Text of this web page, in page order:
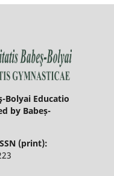
Bolyai Educatio
by Babeș-
(print):